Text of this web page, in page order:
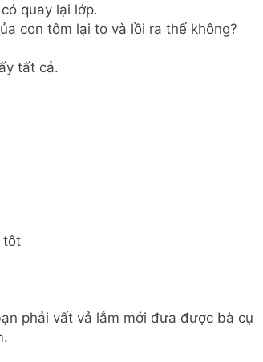
quay lại lớp.
con tôm lại to và lồi ra thế không?
tất cả.
tôt
phải vất vả lắm mới đưa được bà cụ